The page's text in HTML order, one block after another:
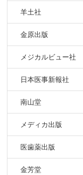
羊土社
金原出版
メジカルビュー社
日本医事新報社
南山堂
メディカ出版
医歯薬出版
金芳堂